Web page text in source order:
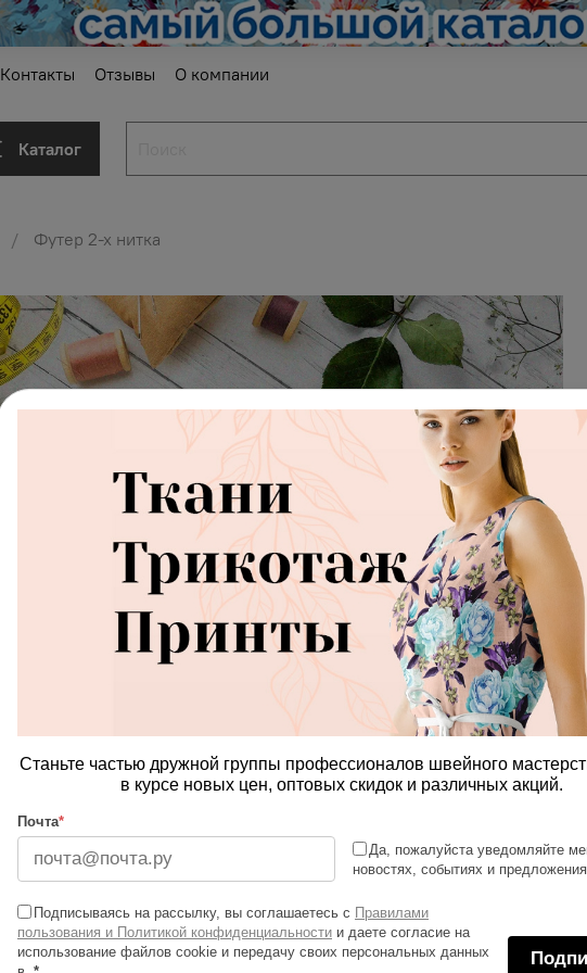
Контакты Отзывы О компании
Каталог
Футер 2-х нитка
Станьте частью дружной группы профессионалов швейного
в курсе новых цен, оптовых скидок и различных акций.
Почта*
Да, пожалуйста уведомляйте
новостях, событиях и
Подписываясь на рассылку, вы соглашаетесь с Правилами
пользования и Политикой конфиденциальности и даете согласие на
использование файлов cookie и передачу своих персональных данных